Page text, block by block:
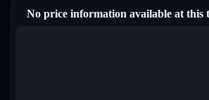
No price information available at this